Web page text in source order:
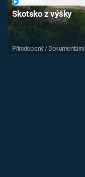
Skotsko z výšky
Přírodopisný / Dokumentární